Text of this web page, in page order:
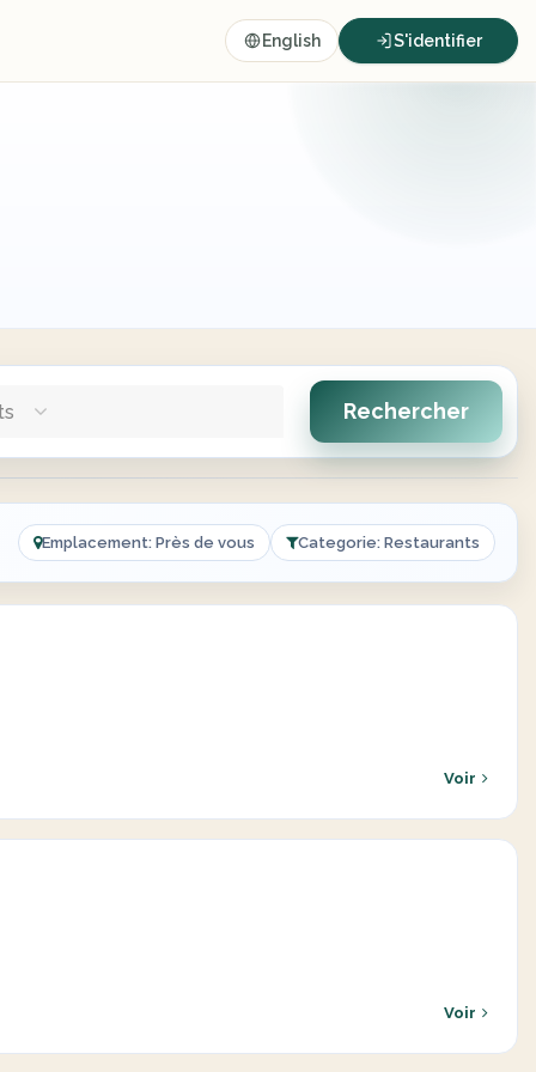
English S'identifier
Rechercher
Emplacement: Près de vous Categorie: Restaurants
Voir
Voir